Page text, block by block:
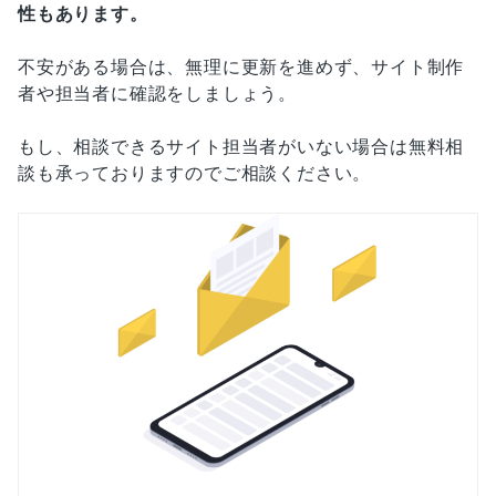
性もあります。
不安がある場合は、無理に更新を進めず、サイト制作
者や担当者に確認をしましょう。
もし、相談できるサイト担当者がいない場合は無料相
談も承っておりますのでご相談ください。